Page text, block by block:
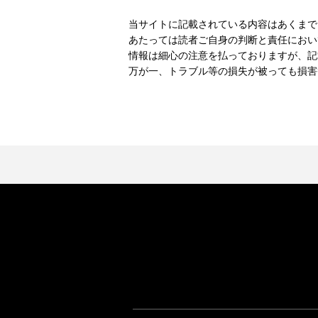
当サイトに記載されている内容はあくま
あたっては読者ご自身の判断と責任にお
情報は細心の注意を払っておりますが、
万が一、トラブル等の損失が被っても損